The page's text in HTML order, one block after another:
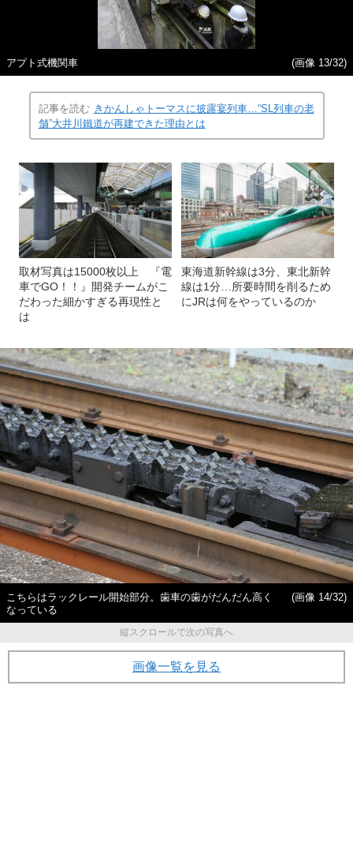
アプト式機関車 (画像 13/32)
記事を読む きかんしゃトーマスに披露宴列車…“SL列車の老
舗”大井川鐵道が再建できた理由とは
取材写真は15000枚以上 『電
車でGO！！』開発チームがこ
だわった細かすぎる再現性と
は
東海道新幹線は3分、東北新幹
線は1分…所要時間を削るため
にJRは何をやっているのか
こちらはラックレール開始部分。歯車の歯がだんだん高く
なっている
(画像 14/32)
縦スクロールで次の写真へ
画像一覧を見る